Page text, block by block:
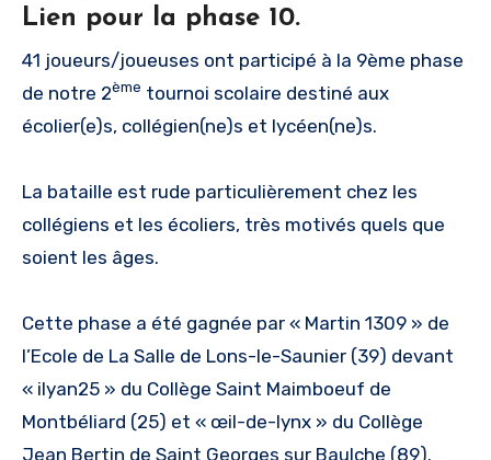
Lien pour la phase 10.
41 joueurs/joueuses ont participé à la 9ème phase
de notre 2ème tournoi scolaire destiné aux
écolier(e)s, collégien(ne)s et lycéen(ne)s.
La bataille est rude particulièrement chez les
collégiens et les écoliers, très motivés quels que
soient les âges.
Cette phase a été gagnée par « Martin 1309 » de
l’Ecole de La Salle de Lons-le-Saunier (39) devant
« ilyan25 » du Collège Saint Maimboeuf de
Montbéliard (25) et « œil-de-lynx » du Collège
Jean Bertin de Saint Georges sur Baulche (89).